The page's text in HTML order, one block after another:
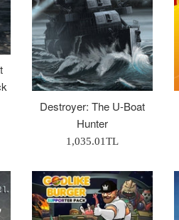
Destroyer: The U-Boat
Hunter
Normal
1,035.01TL